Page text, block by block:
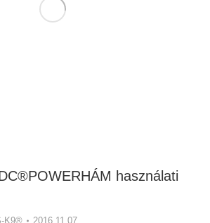
használati
K9® 2016.11.07.